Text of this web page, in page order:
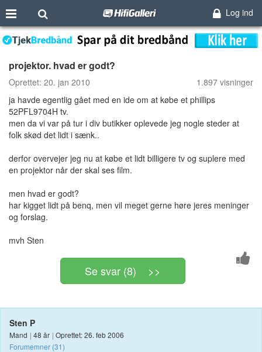
Log ind
projektor. hvad er godt?
Oprettet: 20. jan 2010
1.897 visninger
ja havde egentlig gået med en ide om at købe et phillips
52PFL9704H tv.
men da vi var på tur i div butikker oplevede jeg nogle steder at
folk skød det lidt i sænk..
derfor overvejer jeg nu at købe et lidt billigere tv og suplere med
en projektor når der skal ses film.
men hvad er godt?
har kigget lidt på benq, men vil meget gerne høre jeres meninger
og forslag.
mvh Sten
Se svar (8) >>
Sten P
Mand | 48 år | Oprettet: 26. feb 2006
Forumemner (31)